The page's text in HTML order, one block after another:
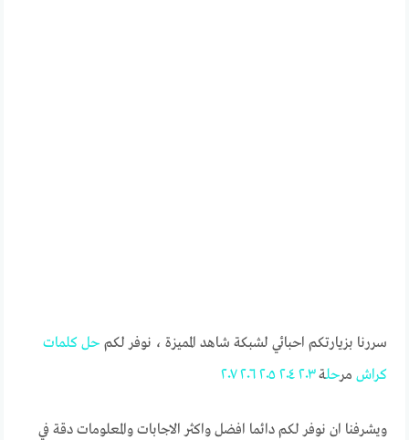
سررنا بزيارتكم احبائي لشبكة شاهد المميزة ، نوفر لكم حل كلمات
كراش مرحلة٢٠٣ ٢٠٤ ٢٠٥ ٢٠٦ ٢٠٧
ويشرفنا ان نوفر لكم دائما افضل واكثر الاجابات والمعلومات دقة في